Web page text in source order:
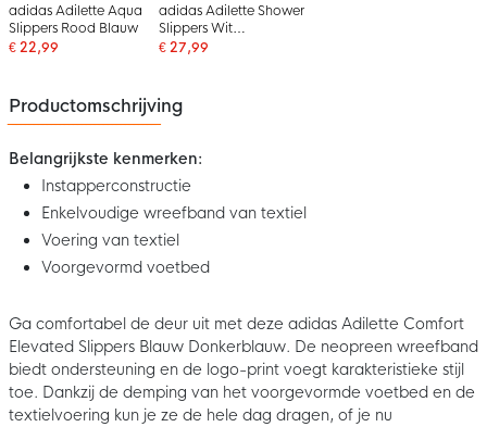
adidas Adilette Aqua
Slippers Rood Blauw
€ 22,99
adidas Adilette Shower
Slippers Wit
Donkerblauw Rood
€ 27,99
Productomschrijving
Belangrijkste kenmerken:
Instapperconstructie
Enkelvoudige wreefband van textiel
Voering van textiel
Voorgevormd voetbed
Ga comfortabel de deur uit met deze adidas Adilette Comfort
Elevated Slippers Blauw Donkerblauw. De neopreen wreefband
biedt ondersteuning en de logo-print voegt karakteristieke stijl
toe. Dankzij de demping van het voorgevormde voetbed en de
textielvoering kun je ze de hele dag dragen, of je nu